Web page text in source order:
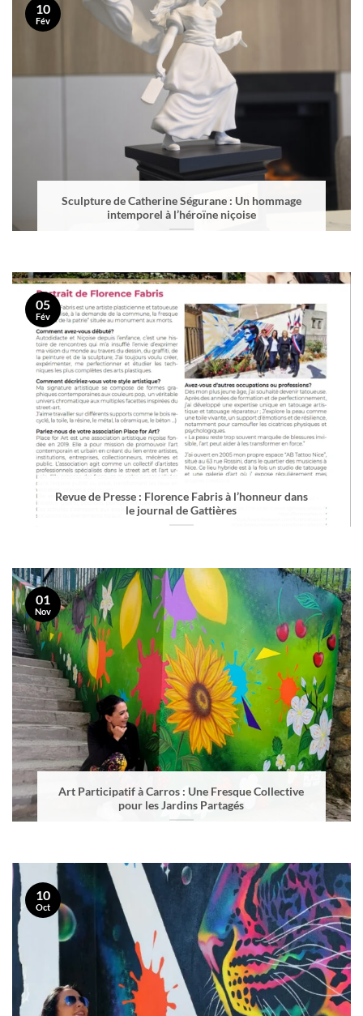
Sculpture de Catherine Ségurane : Un hommage
intemporel à l’héroïne niçoise
10
Fév
Revue de Presse : Florence Fabris à l’honneur dans
le journal de Gattières
05
Fév
Art Participatif à Carros : Une Fresque Collective
pour les Jardins Partagés
01
Nov
10
Oct